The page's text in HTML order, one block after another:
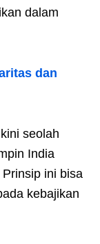
dalam
dan
seolah
India
ini bisa
kebajikan